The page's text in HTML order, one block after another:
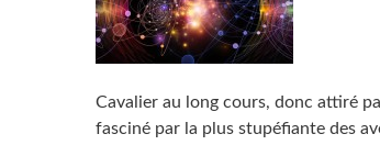
Cavalier au long cours, donc attiré
fasciné par la plus stupéfiante des